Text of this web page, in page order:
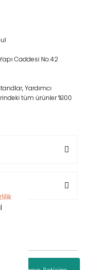
Caddesi No:42
Yardımcı
tüm ürünler %100
saklıdır.